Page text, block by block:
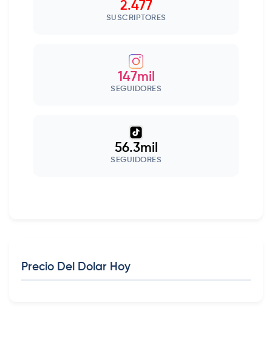
2.477
SUSCRIPTORES
147mil
SEGUIDORES
56.3mil
SEGUIDORES
Precio Del Dolar Hoy